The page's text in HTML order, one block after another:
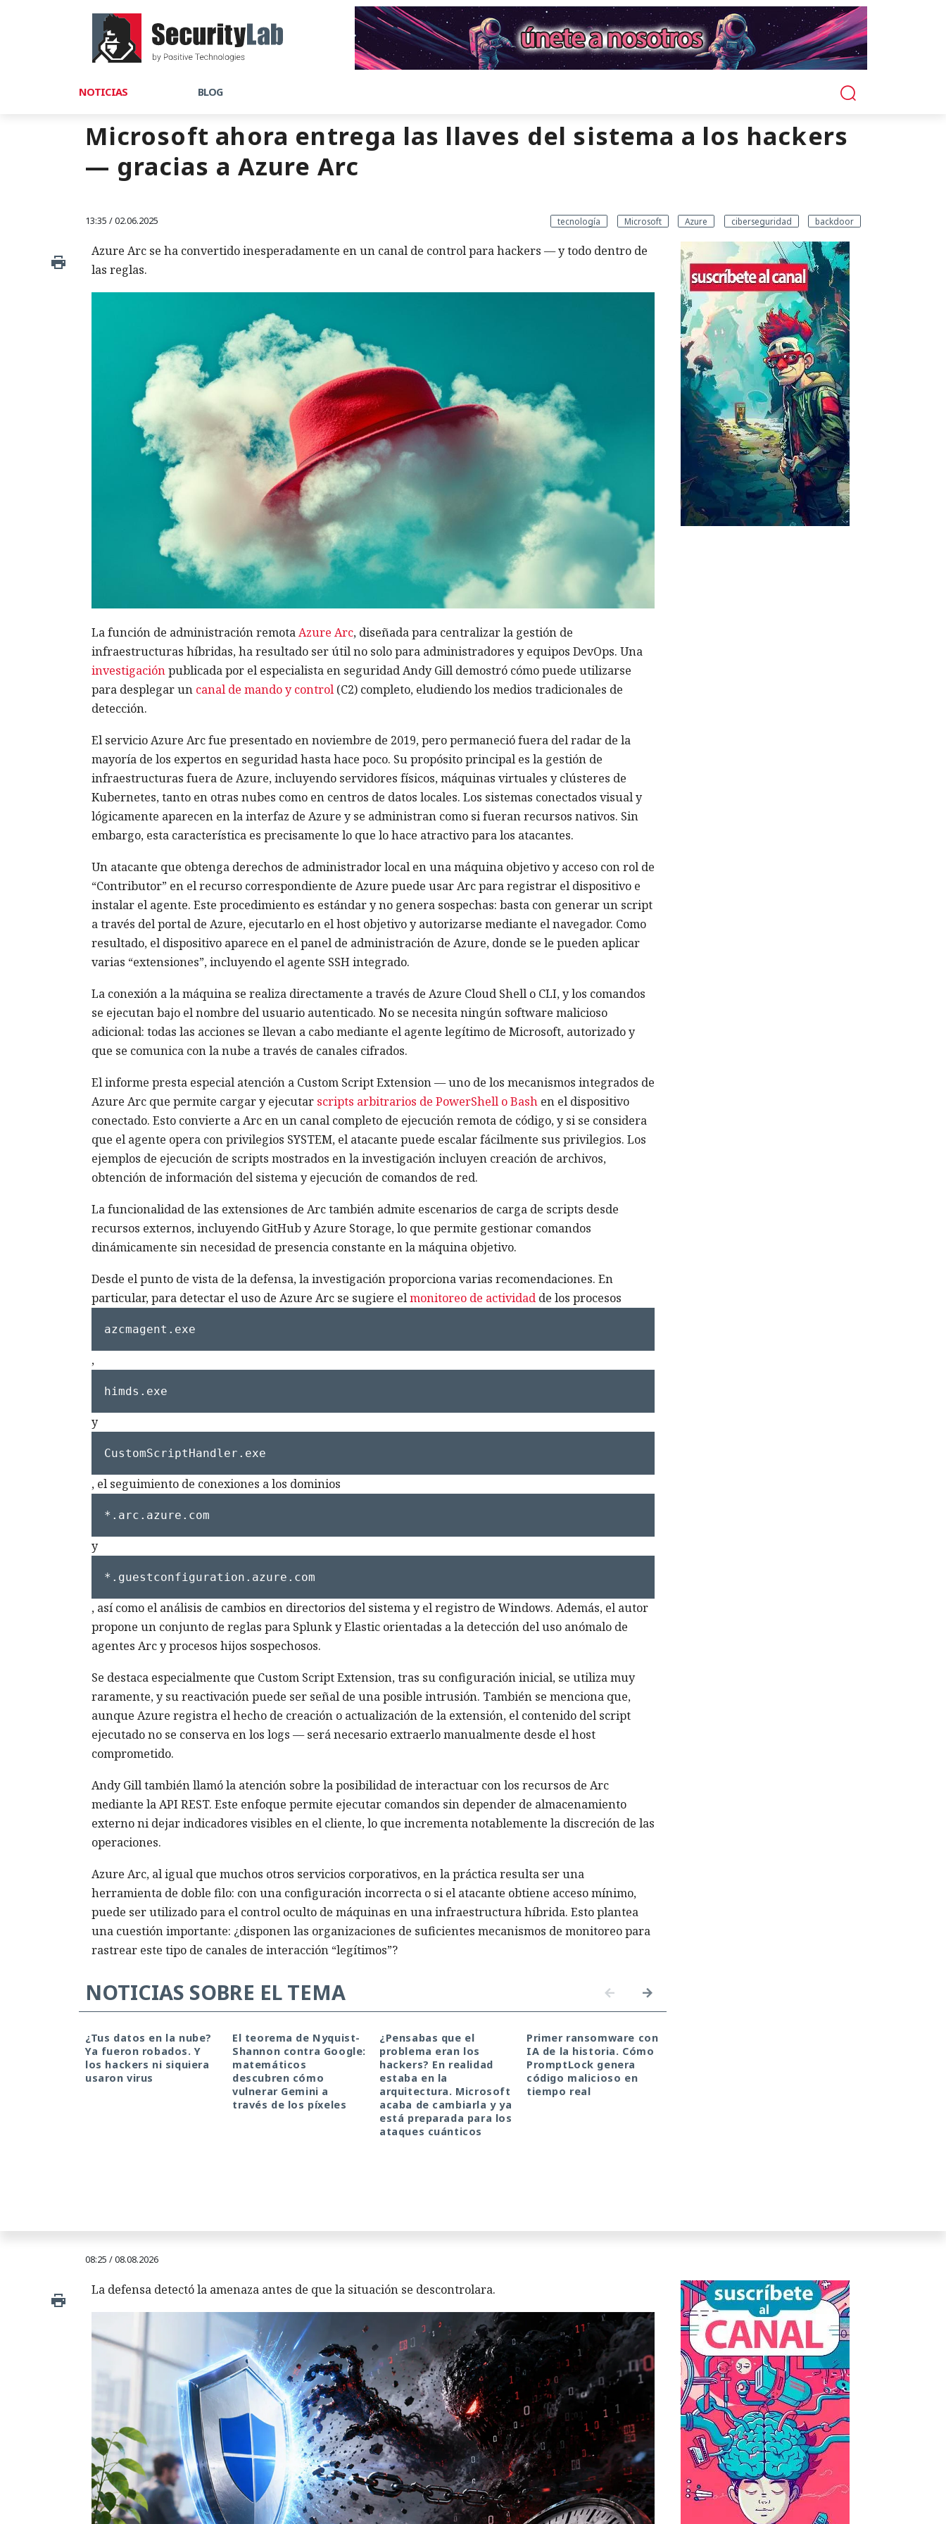
NOTICIAS BLOG
Microsoft ahora entrega las llaves del sistema a los hackers
— gracias a Azure Arc
13:35 / 02.06.2025 tecnología Microsoft Azure ciberseguridad backdoor
Azure Arc se ha convertido inesperadamente en un canal de control para hackers — y todo dentro de
las reglas.
La función de administración remotaAzure Arc, diseñada para centralizar la gestión de
infraestructuras híbridas, ha resultado ser útil no solo para administradores y equipos DevOps. Una
investigaciónpublicada por el especialista en seguridad Andy Gill demostró cómo puede utilizarse
para desplegar un canal de mando y control(C2) completo, eludiendo los medios tradicionales de
detección.
El servicio Azure Arc fue presentado en noviembre de 2019, pero permaneció fuera del radar de la
mayoría de los expertos en seguridad hasta hace poco. Su propósito principal es la gestión de
infraestructuras fuera de Azure, incluyendo servidores físicos, máquinas virtuales y clústeres de
Kubernetes, tanto en otras nubes como en centros de datos locales. Los sistemas conectados visual y
lógicamente aparecen en la interfaz de Azure y se administran como si fueran recursos nativos. Sin
embargo, esta característica es precisamente lo que lo hace atractivo para los atacantes.
Un atacante que obtenga derechos de administrador local en una máquina objetivo y acceso con rol de
“Contributor” en el recurso correspondiente de Azure puede usar Arc para registrar el dispositivo e
instalar el agente. Este procedimiento es estándar y no genera sospechas: basta con generar un script
a través del portal de Azure, ejecutarlo en el host objetivo y autorizarse mediante el navegador. Como
resultado, el dispositivo aparece en el panel de administración de Azure, donde se le pueden aplicar
varias “extensiones”, incluyendo el agente SSH integrado.
La conexión a la máquina se realiza directamente a través de Azure Cloud Shell o CLI, y los comandos
se ejecutan bajo el nombre del usuario autenticado. No se necesita ningún software malicioso
adicional: todas las acciones se llevan a cabo mediante el agente legítimo de Microsoft, autorizado y
que se comunica con la nube a través de canales cifrados.
El informe presta especial atención a Custom Script Extension — uno de los mecanismos integrados de
Azure Arc que permite cargar y ejecutar scripts arbitrarios de PowerShell o Bashen el dispositivo
conectado. Esto convierte a Arc en un canal completo de ejecución remota de código, y si se considera
que el agente opera con privilegios SYSTEM, el atacante puede escalar fácilmente sus privilegios. Los
ejemplos de ejecución de scripts mostrados en la investigación incluyen creación de archivos,
obtención de información del sistema y ejecución de comandos de red.
La funcionalidad de las extensiones de Arc también admite escenarios de carga de scripts desde
recursos externos, incluyendo GitHub y Azure Storage, lo que permite gestionar comandos
dinámicamente sin necesidad de presencia constante en la máquina objetivo.
Desde el punto de vista de la defensa, la investigación proporciona varias recomendaciones. En
particular, para detectar el uso de Azure Arc se sugiere elmonitoreo de actividadde los procesos
azcmagent.exe
,
himds.exe
y
CustomScriptHandler.exe
, el seguimiento de conexiones a los dominios
*.arc.azure.com
y
*.guestconfiguration.azure.com
, así como el análisis de cambios en directorios del sistema y el registro de Windows. Además, el autor
propone un conjunto de reglas para Splunk y Elastic orientadas a la detección del uso anómalo de
agentes Arc y procesos hijos sospechosos.
Se destaca especialmente que Custom Script Extension, tras su configuración inicial, se utiliza muy
raramente, y su reactivación puede ser señal de una posible intrusión. También se menciona que,
aunque Azure registra el hecho de creación o actualización de la extensión, el contenido del script
ejecutado no se conserva en los logs — será necesario extraerlo manualmente desde el host
comprometido.
Andy Gill también llamó la atención sobre la posibilidad de interactuar con los recursos de Arc
mediante la API REST. Este enfoque permite ejecutar comandos sin depender de almacenamiento
externo ni dejar indicadores visibles en el cliente, lo que incrementa notablemente la discreción de las
operaciones.
Azure Arc, al igual que muchos otros servicios corporativos, en la práctica resulta ser una
herramienta de doble filo: con una configuración incorrecta o si el atacante obtiene acceso mínimo,
puede ser utilizado para el control oculto de máquinas en una infraestructura híbrida. Esto plantea
una cuestión importante: ¿disponen las organizaciones de suficientes mecanismos de monitoreo para
rastrear este tipo de canales de interacción “legítimos”?
NOTICIAS SOBRE EL TEMA
¿Tus datos en la nube?
Ya fueron robados. Y
los hackers ni siquiera
usaron virus
El teorema de Nyquist-
Shannon contra Google:
matemáticos
descubren cómo
vulnerar Gemini a
través de los píxeles
¿Pensabas que el
problema eran los
hackers? En realidad
estaba en la
arquitectura. Microsoft
acaba de cambiarla y ya
está preparada para los
ataques cuánticos
Primer ransomware con
IA de la historia. Cómo
PromptLock genera
código malicioso en
tiempo real
08:25 / 08.08.2026
La defensa detectó la amenaza antes de que la situación se descontrolara.